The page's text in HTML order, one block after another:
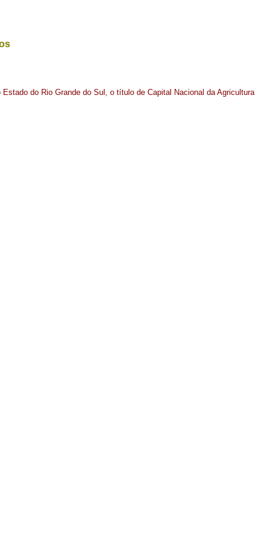
do Rio Grande do Sul, o título de Capital Nacional da Agricultura